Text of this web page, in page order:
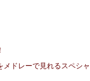
ドレーで見れるスペシ